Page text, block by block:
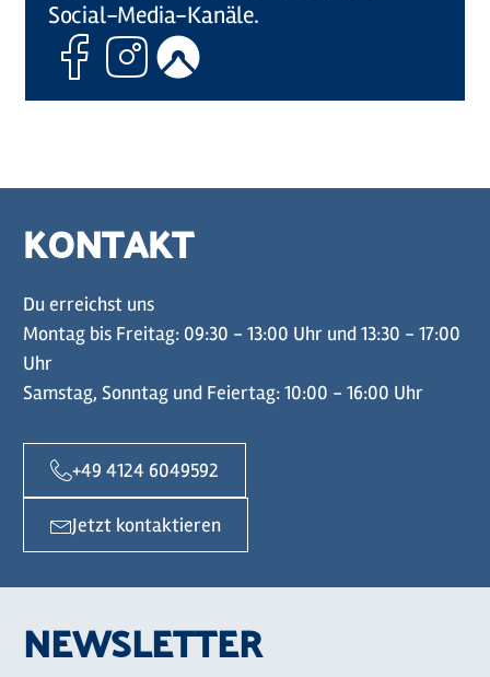
Social-Media-Kanäle.
FacebookInstagram
Komoot
KONTAKT
Du erreichst uns
Montag bis Freitag: 09:30 - 13:00 Uhr und 13:30 - 17:00
Uhr
Samstag, Sonntag und Feiertag: 10:00 - 16:00 Uhr
+49 4124 6049592
Jetzt kontaktieren
NEWSLETTER